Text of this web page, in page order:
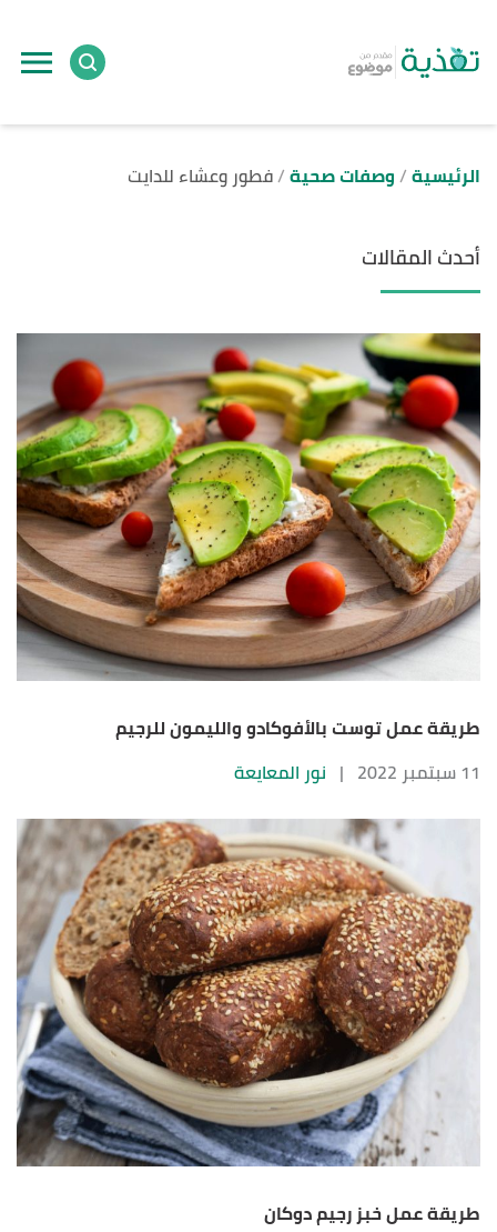
الرئيسية وصفات صحية فطور وعشاء للدايت
أحدث المقالات
طريقة عمل توست بالأفوكادو والليمون للرجيم
11 سبتمبر 2022
| نور المعايعة
طريقة عمل خبز رجيم دوكان